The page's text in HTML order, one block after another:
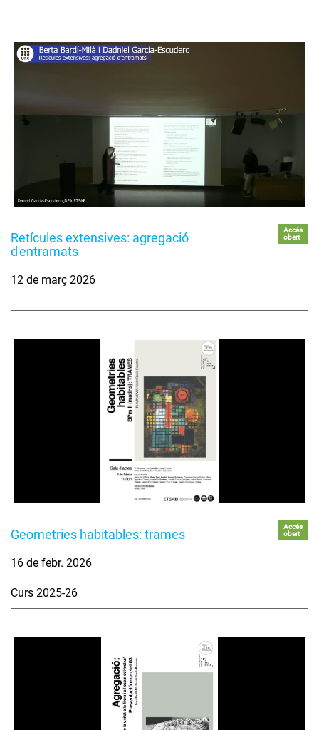
Retícules extensives: agregació
d'entramats
Accés
obert
12 de març 2026
Geometries habitables: trames
Accés
obert
16 de febr. 2026
Curs 2025-26